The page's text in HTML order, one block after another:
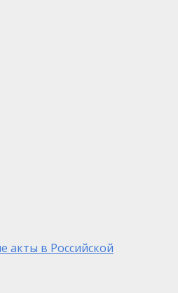
в Российской